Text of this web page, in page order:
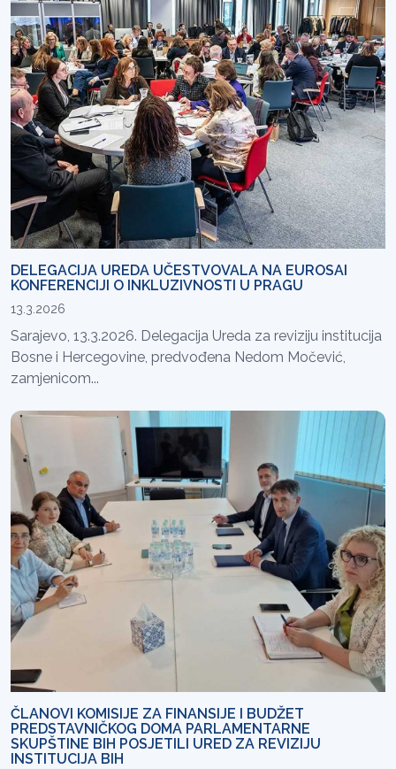
DELEGACIJA UREDA UČESTVOVALA NA EUROSAI
KONFERENCIJI O INKLUZIVNOSTI U PRAGU
13.3.2026
Sarajevo, 13.3.2026. Delegacija Ureda za reviziju institucija
Bosne i Hercegovine, predvođena Nedom Močević,
zamjenicom...
ČLANOVI KOMISIJE ZA FINANSIJE I BUDŽET
PREDSTAVNIČKOG DOMA PARLAMENTARNE
SKUPŠTINE BIH POSJETILI URED ZA REVIZIJU
INSTITUCIJA BIH